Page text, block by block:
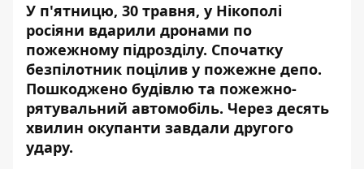
У п'ятницю, 30 травня, у Нікополі
росіяни вдарили дронами по
пожежному підрозділу. Спочатку
безпілотник поцілив у пожежне депо.
Пошкоджено будівлю та пожежно-
рятувальний автомобіль. Через десять
хвилин окупанти завдали другого
удару.